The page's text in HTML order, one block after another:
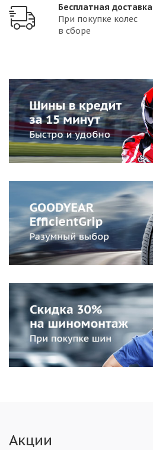
Бесплатная доставка
При покупке колес
в сборе
Акции